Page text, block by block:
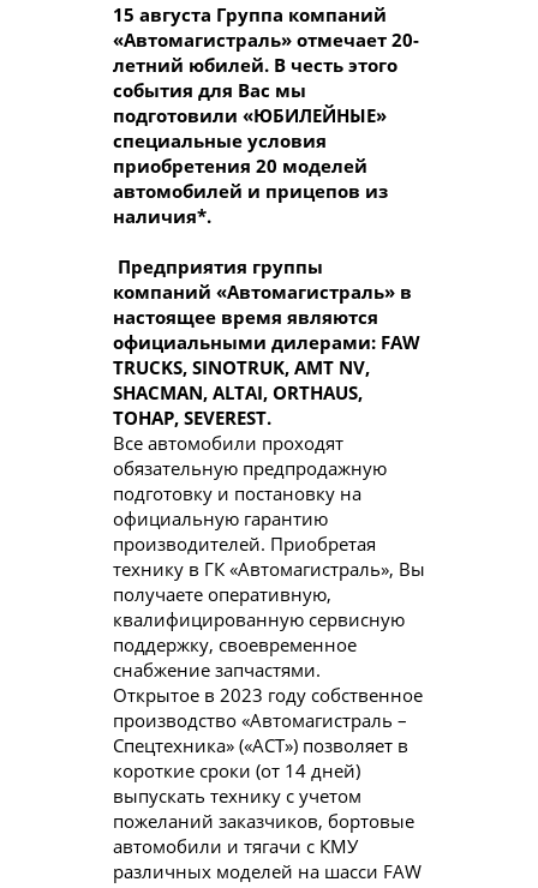
15 августа Группа компаний
«Автомагистраль» отмечает 20-
летний юбилей. В честь этого
события для Вас мы
подготовили «ЮБИЛЕЙНЫЕ»
специальные условия
приобретения 20 моделей
автомобилей и прицепов из
наличия*.
Предприятия группы
компаний «Автомагистраль» в
настоящее время являются
официальными дилерами: FAW
TRUCKS, SINOTRUK, AMT NV,
SHACMAN, ALTAI, ORTHAUS,
ТОНАР, SEVEREST.
Все автомобили проходят
обязательную предпродажную
подготовку и постановку на
официальную гарантию
производителей. Приобретая
технику в ГК «Автомагистраль», Вы
получаете оперативную,
квалифицированную сервисную
поддержку, своевременное
снабжение запчастями.
Открытое в 2023 году собственное
производство «Автомагистраль –
Спецтехника» («АСТ») позволяет в
короткие сроки (от 14 дней)
выпускать технику с учетом
пожеланий заказчиков, бортовые
автомобили и тягачи с КМУ
различных моделей на шасси FAW